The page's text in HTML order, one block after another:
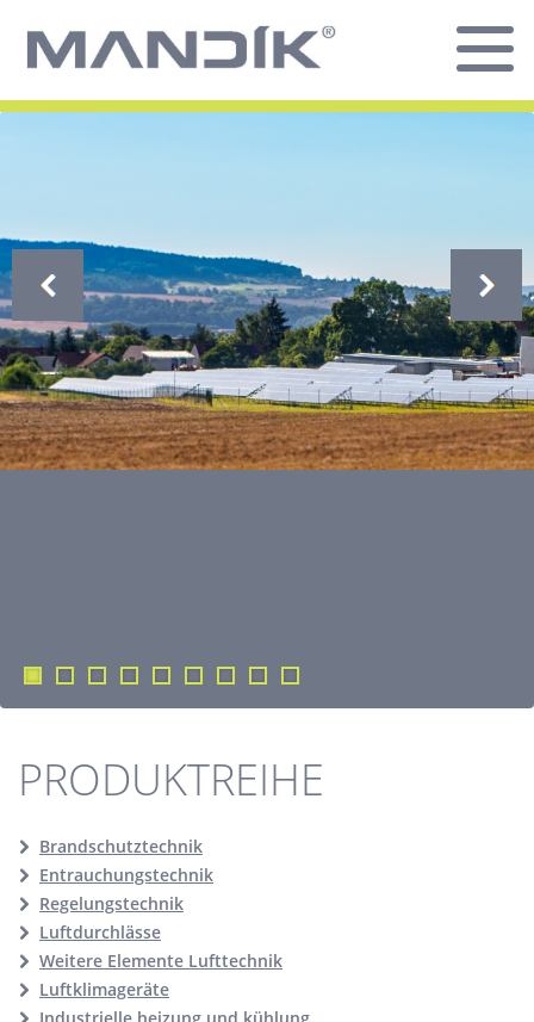
PRODUKTREIHE
Brandschutztechnik
Entrauchungstechnik
Regelungstechnik
Luftdurchlässe
Weitere Elemente Lufttechnik
Luftklimageräte